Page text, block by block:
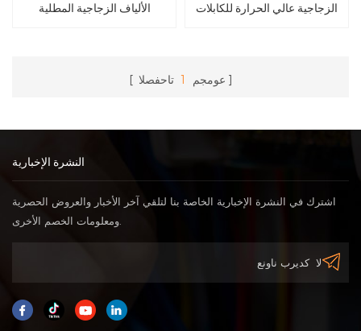
الألياف الزجاجية المطلية
الزجاجية عالي الحرارة للكابلات
عومجم 1 تاحفصلا
النشرة الإخبارية
اشترك في النشرة الإخبارية الخاصة بنا لتلقي آخر الأخبار والعروض الحصرية
ومعلومات الخصم الأخرى.